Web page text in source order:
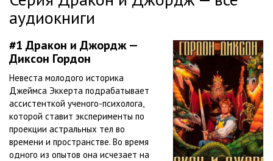
аудиокниги
#1 Дракон и Джордж —
Диксон Гордон
Невеста молодого историка
Джеймса Эккерта подрабатывает
ассистенткой ученого-психолога,
которой ставит эксперименты по
проекции астральных тел во
времени и пространстве. Во время
одного из опытов она исчезает на